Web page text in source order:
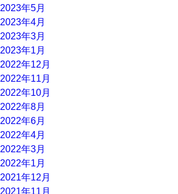
2023年5月
2023年4月
2023年3月
2023年1月
2022年12月
2022年11月
2022年10月
2022年8月
2022年6月
2022年4月
2022年3月
2022年1月
2021年12月
2021年11月